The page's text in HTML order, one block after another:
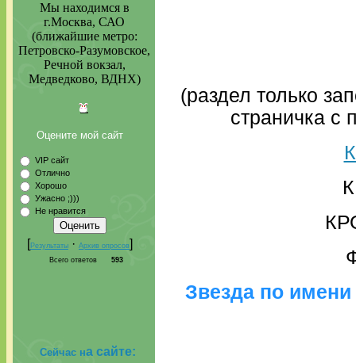
Мы находимся в
г.Москва, САО
(ближайшие метро:
Петровско-Разумовское,
Речной вокзал,
Медведково, ВДНХ)
Оцените мой сайт
VIP сайт
Отлично
Хорошо
Ужасно ;)))
Не нравится
[Результаты · Архив опросов]
Всего ответов 593
Сейчас на сайте:
(раздел только
страничка с
Звезда по имени